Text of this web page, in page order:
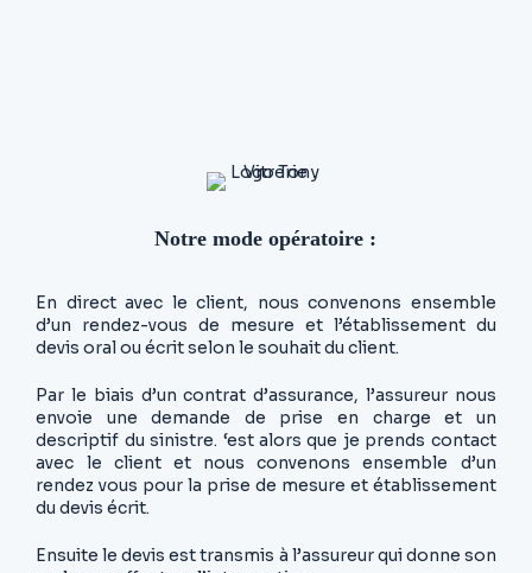
Notre mode opératoire :
En direct avec le client, nous convenons ensemble
d’un rendez-vous de mesure et l’établissement du
devis oral ou écrit selon le souhait du client.
Par le biais d’un contrat d’assurance, l’assureur nous
envoie une demande de prise en charge et un
descriptif du sinistre. ‘est alors que je prends contact
avec le client et nous convenons ensemble d’un
rendez vous pour la prise de mesure et établissement
du devis écrit.
Ensuite le devis est transmis à l’assureur qui donne son